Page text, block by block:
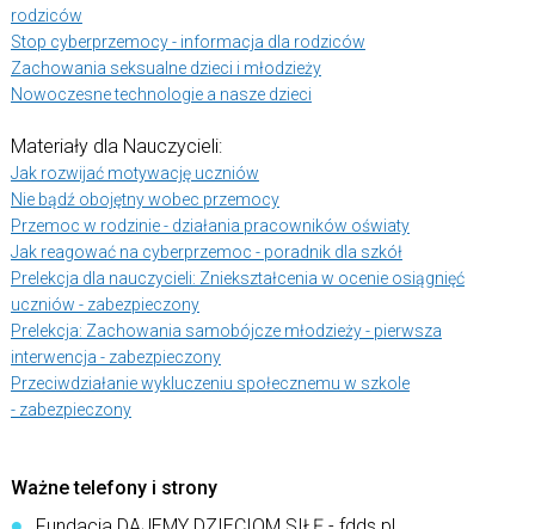
rodziców
Stop cyberprzemocy - informacja dla rodziców
Zachowania seksualne dzieci i młodzieży
Nowoczesne technologie a nasze dzieci
Materiały dla Nauczycieli:
Jak rozwijać motywację uczniów
Nie bądź obojętny wobec przemocy
Przemoc w rodzinie - działania pracowników oświaty
Jak reagować na cyberprzemoc - poradnik dla szkół
Prelekcja dla nauczycieli: Zniekształcenia w ocenie osiągnięć
uczniów - zabezpieczony
Prelekcja: Zachowania samobójcze młodzieży - pierwsza
interwencja - zabezpieczony
Przeciwdziałanie wykluczeniu społecznemu w szkole
- zabezpieczony
Ważne telefony i strony